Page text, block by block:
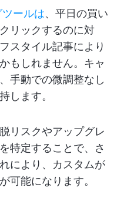
ールは、平日の買い
リックするのに対
スタイル記事により
もしれません。キャ
手動での微調整なし
します。
リスクやアップグレ
特定することで、さ
により、カスタムが
可能になります。